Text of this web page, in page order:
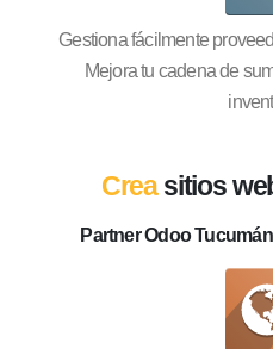
Gestiona fácilmente
Mejora tu cadena de
Creasitios
Partner Odoo